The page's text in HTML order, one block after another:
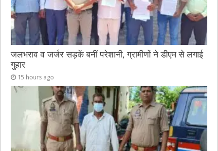
जलभराव व जर्जर सड़कें बनीं परेशानी, ग्रामीणों ने डीएम से लगाई
गुहार
15 hours ago